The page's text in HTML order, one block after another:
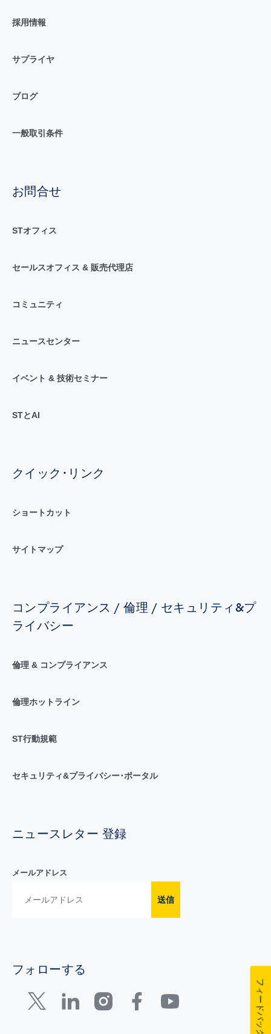
採用情報
サプライヤ
ブログ
一般取引条件
お問合せ
STオフィス
セールスオフィス & 販売代理店
コミュニティ
ニュースセンター
イベント & 技術セミナー
STとAI
クイック･リンク
ショートカット
サイトマップ
コンプライアンス / 倫理 / セキュリティ&プ
ライバシー
倫理 & コンプライアンス
倫理ホットライン
ST行動規範
セキュリティ&プライバシー･ポータル
ニュースレター 登録
メールアドレス
送信
フォローする
フィードバック